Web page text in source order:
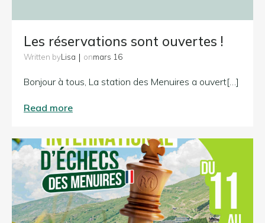
Les réservations sont ouvertes !
Written byLisa | onmars 16
Bonjour à tous, La station des Menuires a ouvert[…]
Read more